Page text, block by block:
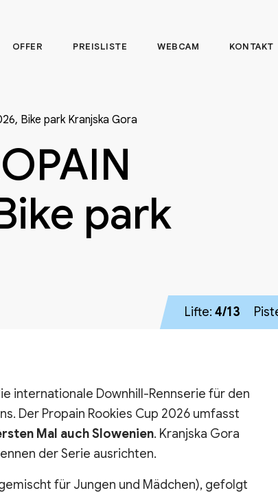
OFFER PREISLISTE WEBCAM KONTAKT
Bike park Kranjska Gora
park
Lifte: 4/13
internationale Downhill-Rennserie für den
Der Propain Rookies Cup 2026 umfasst
Mal auch Slowenien. Kranjska Gora
der Serie ausrichten.
für Jungen und Mädchen), gefolgt